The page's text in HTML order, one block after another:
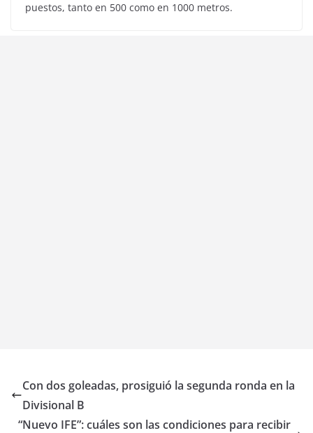
puestos, tanto en 500 como en 1000 metros.
Con dos goleadas, prosiguió la segunda ronda en la
Divisional B
“Nuevo IFE”: cuáles son las condiciones para recibir